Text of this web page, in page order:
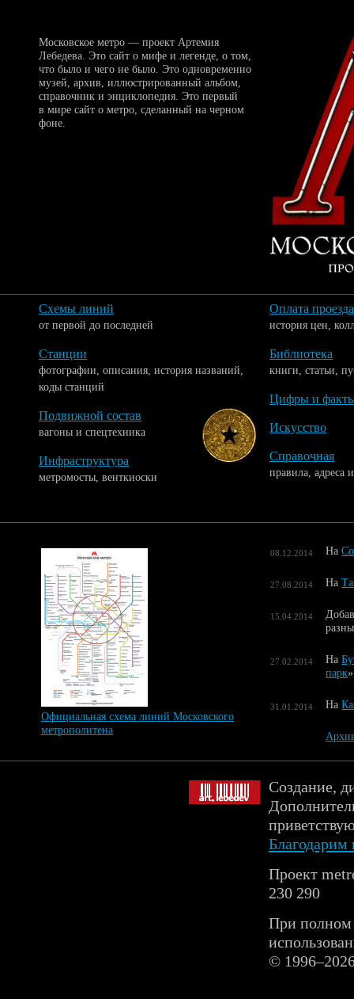
Московское метро — проект Артемия
Лебедева. Это сайт о мифе и легенде, о том,
что было и чего не было. Это одновременно
музей, архив, иллюстрированный альбом,
справочник и энциклопедия. Это первый
в мире сайт о метро, сделанный на черном
фоне.
Схемы линий
от первой до последней
Станции
фотографии, описания, история названий,
коды станций
Подвижной состав
вагоны и спецтехника
Инфраструктура
метромосты, венткиоски
Оплата проезда
история цен,
Библиотека
книги, статьи,
Цифры и
Искусство
Справочная
правила, адреса
Официальная схема линий Московского
метрополитена
08.12.2014 На
27.08.2014 На
15.04.2014
27.02.2014 На
парк
31.01.2014 На
Создание,
Благодарим
Проект
230 290
При полном
©